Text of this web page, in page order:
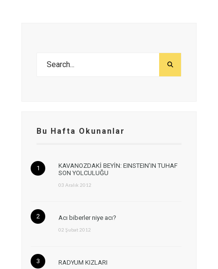
Bu Hafta Okunanlar
KAVANOZDAKİ BEYİN: EINSTEIN’IN TUHAF
SON YOLCULUĞU
03 Aralık 2012
Acı biberler niye acı?
02 Şubat 2012
RADYUM KIZLARI